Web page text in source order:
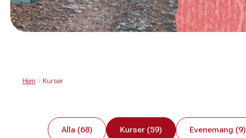
Hem Kurser
Alla (68) Kurser (59) Evenemang (9)